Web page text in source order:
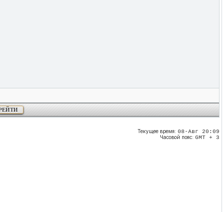
Текущее время: 08-Авг 20:09
Часовой пояс: GMT + 3